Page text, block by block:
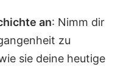
an: Nimm dir
zu
sie deine heutige